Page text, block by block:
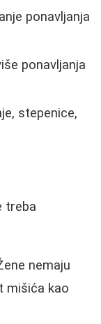
ponavljanja
ponavljanja
stepenice,
treba
nemaju
mišića kao